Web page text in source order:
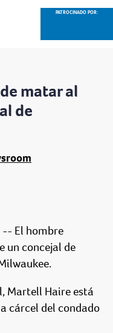
PATROCINADO POR:
matar al
de
-- El hombre
un concejal de
Martell Haire está
cárcel del condado